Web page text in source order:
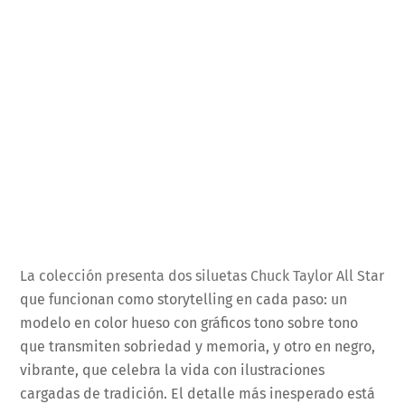
La colección presenta dos siluetas Chuck Taylor All Star
que funcionan como storytelling en cada paso: un
modelo en color hueso con gráficos tono sobre tono
que transmiten sobriedad y memoria, y otro en negro,
vibrante, que celebra la vida con ilustraciones
cargadas de tradición. El detalle más inesperado está